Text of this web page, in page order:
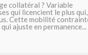
collatéral ? Variable
qui licencient le plus qui,
Cette mobilité
ajuste en permanence...